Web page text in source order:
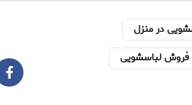
در منزل
لباسشویی